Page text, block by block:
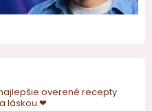
overené recepty
láskou.❤